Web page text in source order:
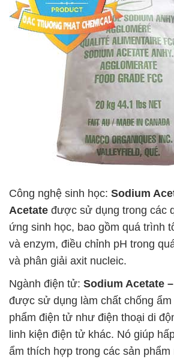
Công nghệ sinh học: Sodium
Acetate được sử dụng trong các
ứng sinh học, bao gồm quá trình
và enzym, điều chỉnh pH trong
và phân giải axit nucleic.
Ngành điện tử: Sodium Acetate
được sử dụng làm chất chống ẩm
phẩm điện tử như điện thoại di
linh kiện điện tử khác. Nó giúp
ẩm thích hợp trong các sản phẩm